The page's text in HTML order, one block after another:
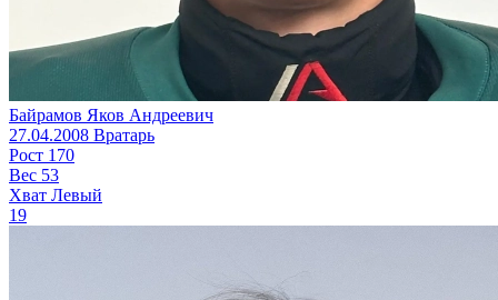
Байрамов Яков Андреевич
27.04.2008 Вратарь
Рост 170
Вес 53
Хват Левый
19